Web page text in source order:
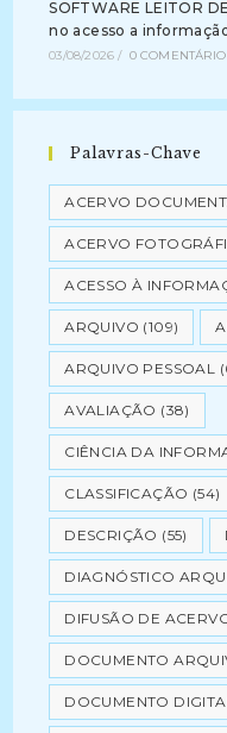
SOFTWARE LEITOR
no acesso a
03/08/2026 / 0 COMENTÁRIO
Palavras-Chave
ACERVO
ACERVO
ACESSO À
ARQUIVO (109)
ARQUIVO PESSOAL
AVALIAÇÃO (38)
CIÊNCIA DA
CLASSIFICAÇÃO (54)
DESCRIÇÃO (55)
DIAGNÓSTICO
DIFUSÃO DE
DOCUMENTO
DOCUMENTO